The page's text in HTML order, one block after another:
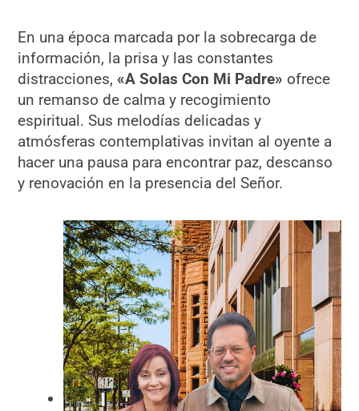
En una época marcada por la sobrecarga de
información, la prisa y las constantes
distracciones, «A Solas Con Mi Padre» ofrece
un remanso de calma y recogimiento
espiritual. Sus melodías delicadas y
atmósferas contemplativas invitan al oyente a
hacer una pausa para encontrar paz, descanso
y renovación en la presencia del Señor.